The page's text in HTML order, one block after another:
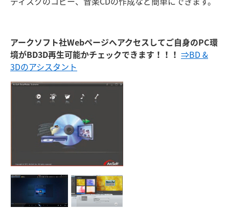
アークソフト社Webページへアクセスしてご自身のPC環
境がBD3D再生可能かチェックできます！！！ ⇒BD &
3Dのアシスタント